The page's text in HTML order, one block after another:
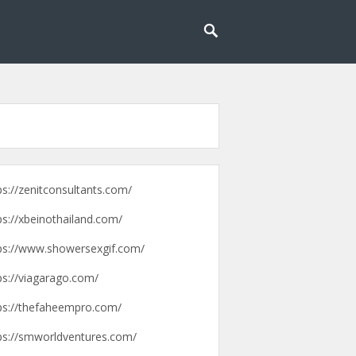
zenitconsultants.com/
xbeinothailand.com/
www.showersexgif.com/
viagarago.com/
thefaheempro.com/
smworldventures.com/